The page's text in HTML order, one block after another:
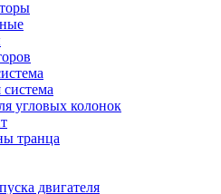
угловых колонок
транца
двигателя